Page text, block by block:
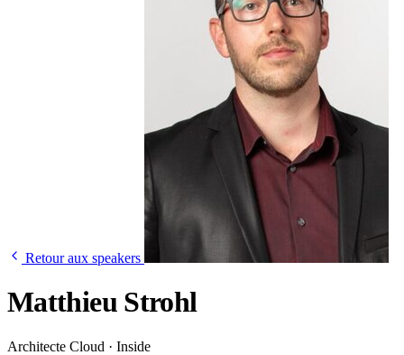
Retour aux speakers
Matthieu Strohl
Architecte Cloud · Inside